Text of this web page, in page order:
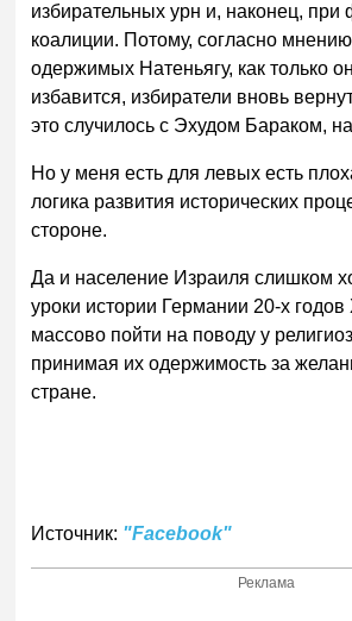
избирательных урн и, наконец,
коалиции. Потому, согласно
одержимых Натеньягу, как только
избавится, избиратели вновь
это случилось с Эхудом Бараком,
Но у меня есть для левых есть
логика развития исторических
стороне.
Да и население Израиля слишком
уроки истории Германии 20-х годов
массово пойти на поводу у
принимая их одержимость за
стране.
Источник: "Facebook"
Реклама